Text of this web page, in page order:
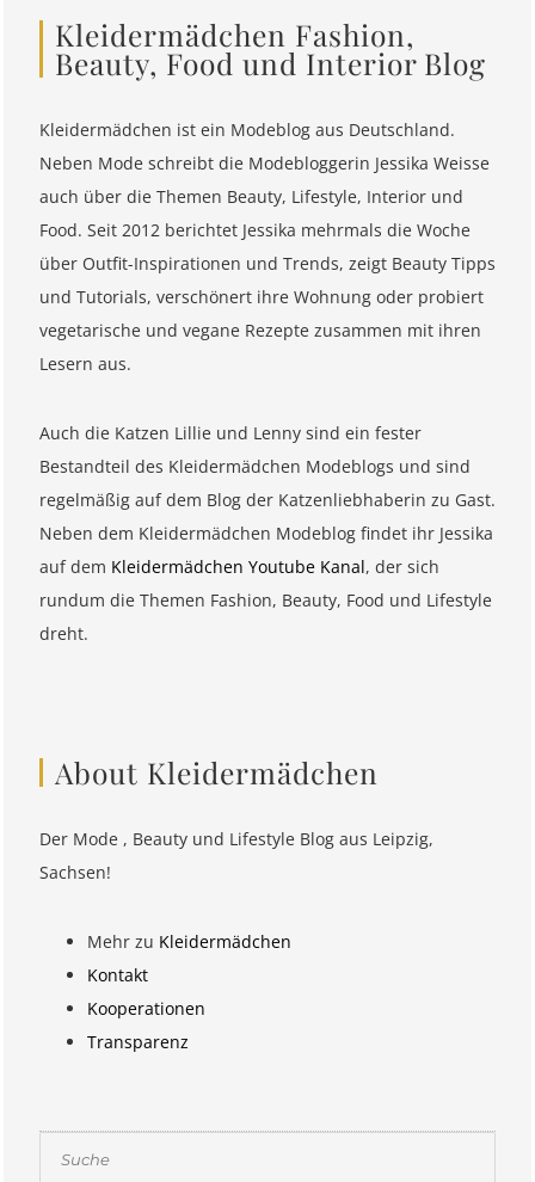
Kleidermädchen Fashion,
Beauty, Food und Interior Blog
Kleidermädchen ist ein Modeblog aus Deutschland.
Neben Mode schreibt die Modebloggerin Jessika Weisse
auch über die Themen Beauty, Lifestyle, Interior und
Food. Seit 2012 berichtet Jessika mehrmals die Woche
über Outfit-Inspirationen und Trends, zeigt Beauty Tipps
und Tutorials, verschönert ihre Wohnung oder probiert
vegetarische und vegane Rezepte zusammen mit ihren
Lesern aus.
Auch die Katzen Lillie und Lenny sind ein fester
Bestandteil des Kleidermädchen Modeblogs und sind
regelmäßig auf dem Blog der Katzenliebhaberin zu Gast.
Neben dem Kleidermädchen Modeblog findet ihr Jessika
auf dem Kleidermädchen Youtube Kanal, der sich
rundum die Themen Fashion, Beauty, Food und Lifestyle
dreht.
About Kleidermädchen
Der Mode , Beauty und Lifestyle Blog aus Leipzig,
Sachsen!
Mehr zu Kleidermädchen
Kontakt
Kooperationen
Transparenz